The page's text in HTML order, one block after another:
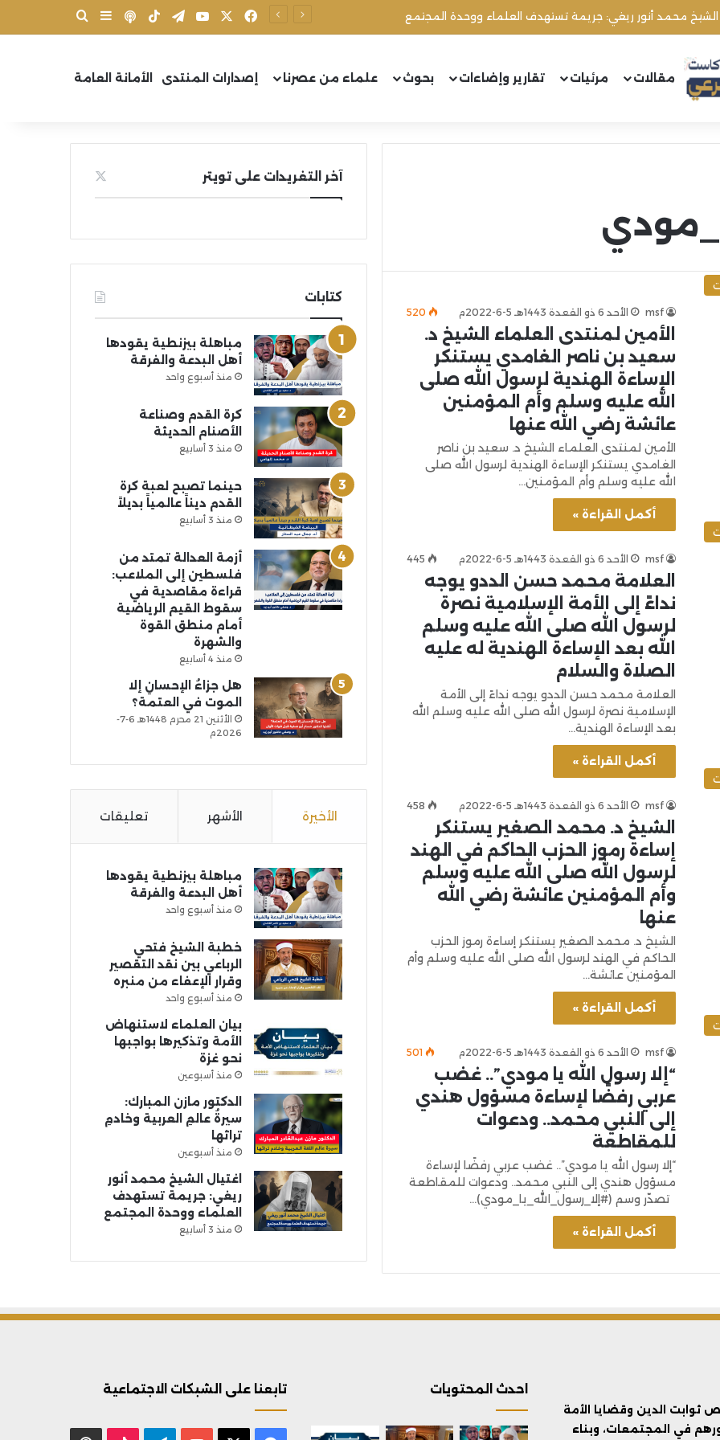
الشيخ محمد أنور ريغي: جريمة تستهدف العلماء ووحدة المجتمع فيسبوك يوتيوبتيلقرام‫TikTokبودكاستإضافة عمود
مقالات مرئيات تقارير وإضاءات بحوث علماء من عصرنا إصدارات المنتدى الأمانة العامة
msf الأحد 6 ذو القعدة 1443هـ 5-6-2022م 520
الأمين لمنتدى العلماء الشيخ د.
سعيد بن ناصر الغامدي يستنكر
الإساءة الهندية لرسول الله صلى
الله عليه وسلم وأم المؤمنين
عائشة رضي الله عنها
الأمين لمنتدى العلماء الشيخ د. سعيد بن ناصر
الغامدي يستنكر الإساءة الهندية لرسول الله صلى
الله عليه وسلم وأم المؤمنين…
أكمل القراءة »
msf الأحد 6 ذو القعدة 1443هـ 5-6-2022م 445
العلامة محمد حسن الددو يوجه
نداءً إلى الأمة الإسلامية نصرة
لرسول الله صلى الله عليه وسلم
الله بعد الإساءة الهندية له عليه
الصلاة والسلام
العلامة محمد حسن الددو يوجه نداءً إلى الأمة
الإسلامية نصرة لرسول الله صلى الله عليه وسلم الله
بعد الإساءة الهندية…
أكمل القراءة »
msf الأحد 6 ذو القعدة 1443هـ 5-6-2022م 458
الشيخ د. محمد الصغير يستنكر
إساءة رموز الحزب الحاكم في الهند
لرسول الله صلى الله عليه وسلم
وأم المؤمنين عائشة رضي الله
عنها
الشيخ د. محمد الصغير يستنكر إساءة رموز الحزب
الحاكم في الهند لرسول الله صلى الله عليه وسلم وأم
المؤمنين عائشة…
أكمل القراءة »
msf الأحد 6 ذو القعدة 1443هـ 5-6-2022م 501
“إلا رسول الله يا مودي”.. غضب
عربي رفضًا لإساءة مسؤول هندي
إلى النبي محمد.. ودعوات
للمقاطعة
“إلا رسول الله يا مودي”.. غضب عربي رفضًا لإساءة
مسؤول هندي إلى النبي محمد.. ودعوات للمقاطعة
تصدّر وسم (#إلا_رسول_الله_يا_مودي)…
أكمل القراءة »
آخر التغريدات على تويتر
كتابات
مباهلة بيزنطية يقودها
أهل البدعة والفرقة
منذ أسبوع واحد
كرة القدم وصناعة
الأصنام الحديثة
منذ 3 أسابيع
حينما تصبح لعبة كرة
القدم ديناً عالمياً بديلاً
منذ 3 أسابيع
أزمة العدالة تمتد من
فلسطين إلى الملاعب:
قراءة مقاصدية في
سقوط القيم الرياضية
أمام منطق القوة
والشهرة
منذ 4 أسابيع
هل جزاءُ الإحسانِ إلا
الموت في العتمة؟
الأثنين 21 محرم 1448هـ 6-7-
2026م
الأخيرة الأشهر تعليقات
مباهلة بيزنطية يقودها
أهل البدعة والفرقة
منذ أسبوع واحد
خطبة الشيخ فتحي
الرباعي بين نقد التقصير
وقرار الإعفاء من منبره
منذ أسبوع واحد
بيان العلماء لاستنهاض
الأمة وتذكيرها بواجبها
نحو غزة
منذ أسبوعين
الدكتور مازن المبارك:
سيرةُ عالمِ العربية وخادمِ
تراثها
منذ أسبوعين
اغتيال الشيخ محمد أنور
ريغي: جريمة تستهدف
العلماء ووحدة المجتمع
منذ 3 أسابيع
الدين وقضايا الأمة
في المجتمعات، وبناء
احدث المحتويات تابعنا على الشبكات الاجتماعية